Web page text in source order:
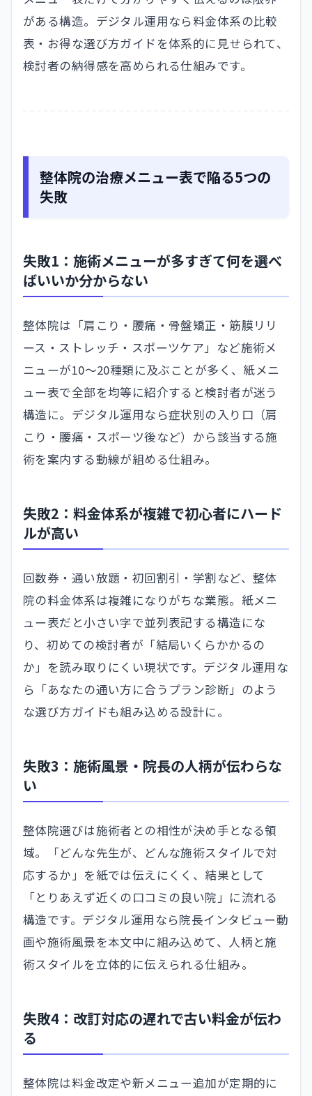
がある構造。デジタル運用なら料金体系の比較
表・お得な選び方ガイドを体系的に見せられて、
検討者の納得感を高められる仕組みです。
整体院の治療メニュー表で陥る5つの
失敗
失敗1：施術メニューが多すぎて何を選べ
ばいいか分からない
整体院は「肩こり・腰痛・骨盤矯正・筋膜リリ
ース・ストレッチ・スポーツケア」など施術メ
ニューが10〜20種類に及ぶことが多く、紙メニ
ュー表で全部を均等に紹介すると検討者が迷う
構造に。デジタル運用なら症状別の入り口（肩
こり・腰痛・スポーツ後など）から該当する施
術を案内する動線が組める仕組み。
失敗2：料金体系が複雑で初心者にハード
ルが高い
回数券・通い放題・初回割引・学割など、整体
院の料金体系は複雑になりがちな業態。紙メニ
ュー表だと小さい字で並列表記する構造にな
り、初めての検討者が「結局いくらかかるの
か」を読み取りにくい現状です。デジタル運用な
ら「あなたの通い方に合うプラン診断」のよう
な選び方ガイドも組み込める設計に。
失敗3：施術風景・院長の人柄が伝わらな
い
整体院選びは施術者との相性が決め手となる領
域。「どんな先生が、どんな施術スタイルで対
応するか」を紙では伝えにくく、結果として
「とりあえず近くの口コミの良い院」に流れる
構造です。デジタル運用なら院長インタビュー動
画や施術風景を本文中に組み込めて、人柄と施
術スタイルを立体的に伝えられる仕組み。
失敗4：改訂対応の遅れで古い料金が伝わ
る
整体院は料金改定や新メニュー追加が定期的に